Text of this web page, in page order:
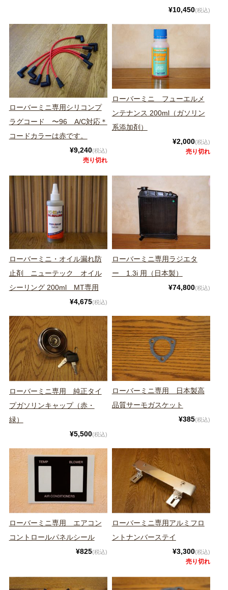
¥10,450(税込)
ローバーミニ専用シリコンプ
ラグコード 〜96 A/C対応＊
コードカラーは赤です。
¥9,240(税込)
売り切れ
ローバーミニ フューエルメ
ンテナンス 200ml（ガソリン
系添加剤）
¥2,000(税込)
売り切れ
ローバーミニ・オイル漏れ防
止剤 ニューテック オイル
シーリング 200ml MT専用
¥4,675(税込)
ローバーミニ専用ラジエタ
ー 1.3i 用（日本製）
¥74,800(税込)
ローバーミニ専用 純正タイ
プガソリンキャップ（赤・
緑）
¥5,500(税込)
ローバーミニ専用 日本製高
品質サーモガスケット
¥385(税込)
ローバーミニ専用 エアコン
コントロールパネルシール
¥825(税込)
ローバーミニ専用アルミフロ
ントナンバーステイ
¥3,300(税込)
売り切れ